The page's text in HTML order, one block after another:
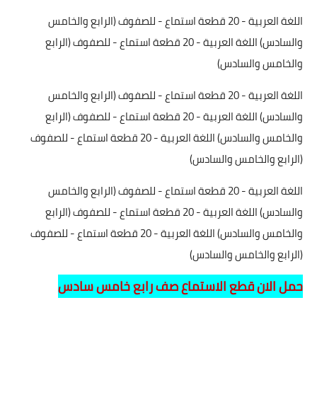
اللغة العربية - 20 قطعة استماع - للصفوف (الرابع والخامس
والسادس) اللغة العربية - 20 قطعة استماع - للصفوف (الرابع
والخامس والسادس)
اللغة العربية - 20 قطعة استماع - للصفوف (الرابع والخامس
والسادس) اللغة العربية - 20 قطعة استماع - للصفوف (الرابع
والخامس والسادس) اللغة العربية - 20 قطعة استماع - للصفوف
(الرابع والخامس والسادس)
اللغة العربية - 20 قطعة استماع - للصفوف (الرابع والخامس
والسادس) اللغة العربية - 20 قطعة استماع - للصفوف (الرابع
والخامس والسادس) اللغة العربية - 20 قطعة استماع - للصفوف
(الرابع والخامس والسادس)
حمل الان قطع الاستماع صف رابع خامس سادس